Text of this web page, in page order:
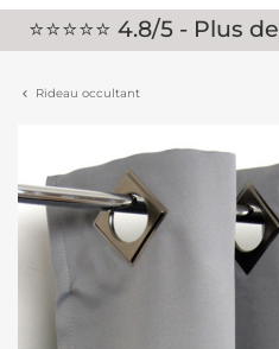
⭐⭐⭐⭐⭐ 4.8/5 - Plus
Rideau occultant